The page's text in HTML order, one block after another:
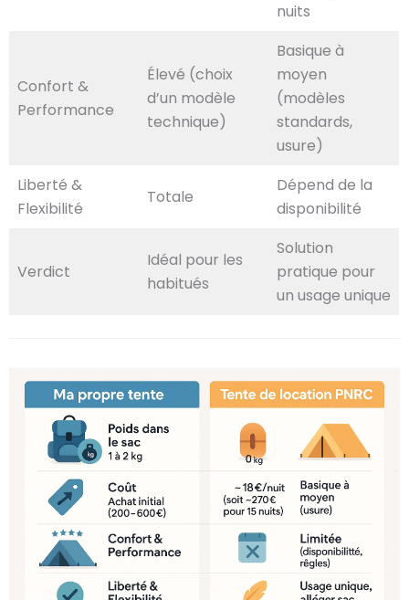
nuits
Confort &
Performance
Élevé (choix
d’un modèle
technique)
Basique à
moyen
(modèles
standards,
usure)
Liberté &
Flexibilité
Totale
Dépend de la
disponibilité
Verdict
Idéal pour les
habitués
Solution
pratique pour
un usage unique